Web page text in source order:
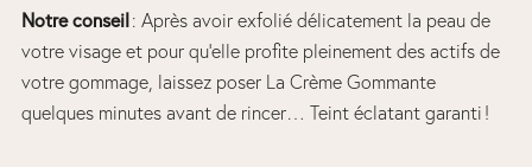
Notre conseil : Après avoir exfolié délicatement la peau de
votre visage et pour qu’elle profite pleinement des actifs de
votre gommage, laissez poser La Crème Gommante
quelques minutes avant de rincer… Teint éclatant garanti !